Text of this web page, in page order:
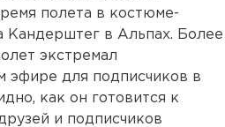
полета в костюме-
Кандерштег в Альпах. Более
экстремал
эфире для подписчиков в
как он готовится к
и подписчиков